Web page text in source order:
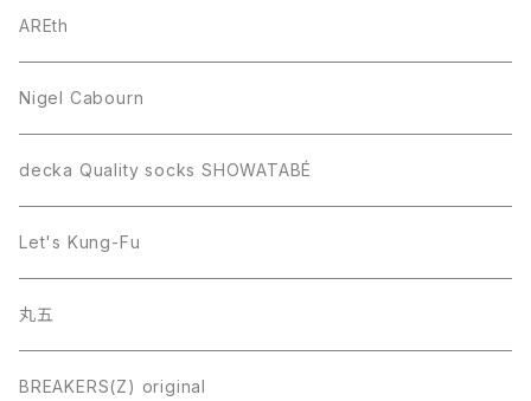
AREth
Nigel Cabourn
decka Quality socks SHOWATABÉ
Let's Kung-Fu
丸五
BREAKERS(Z) original